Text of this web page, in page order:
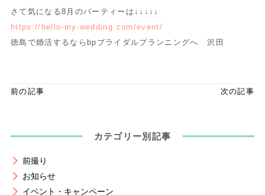
さて気になる8月のパーティーは↓↓↓↓↓
https://hello-my-wedding.com/event/
徳島で婚活するならbpブライダルプランニングへ 沢田
前の記事 次の記事
カテゴリー別記事
前撮り
お知らせ
イベント・キャンペーン